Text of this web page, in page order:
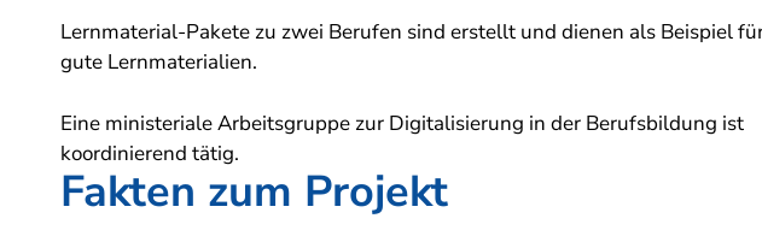
Lernmaterial-Pakete zu zwei Berufen sind erstellt und dienen als Beispiel
gute Lernmaterialien.
Eine ministeriale Arbeitsgruppe zur Digitalisierung in der Berufsbildung ist
koordinierend tätig.
Fakten zum Projekt